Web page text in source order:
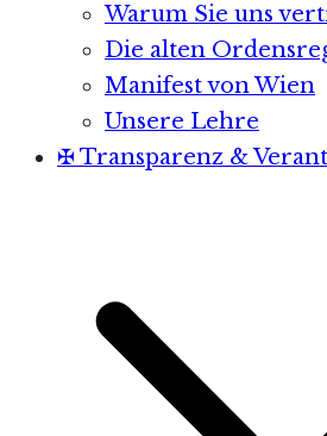
Warum Sie uns
Die alten
Manifest von Wien
Unsere Lehre
✠ Transparenz &